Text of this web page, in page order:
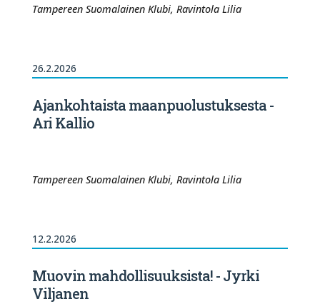
Tampereen Suomalainen Klubi, Ravintola Lilia
26.2.2026
Ajankohtaista maanpuolustuksesta -
Ari Kallio
Tampereen Suomalainen Klubi, Ravintola Lilia
12.2.2026
Muovin mahdollisuuksista! - Jyrki
Viljanen